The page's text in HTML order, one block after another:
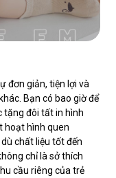
đơn giản, tiện lợi và
Bạn có bao giờ để
tặng đôi tất in hình
hoạt hình quen
chất liệu tốt đến
chỉ là sở thích
cầu riêng của trẻ